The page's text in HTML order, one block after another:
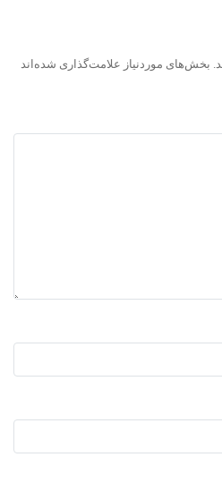
بخش‌های موردنیاز علامت‌گذاری شده‌اند